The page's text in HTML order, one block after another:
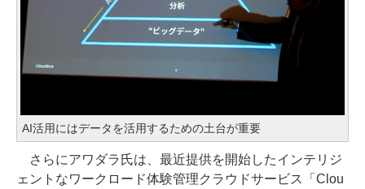
AI活用にはデータを活用するための土台が重要
さらにアワダラ氏は、最近提供を開始したインテリジ
ェントなワークロード体験管理クラウドサービス「Clou